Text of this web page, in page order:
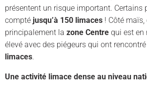
présentent un risque important. Certains
compté jusqu’à 150 limaces ! Côté maïs,
principalement la zone Centre qui est en
élevé avec des piégeurs qui ont rencontré
limaces.
Une activité limace dense au niveau